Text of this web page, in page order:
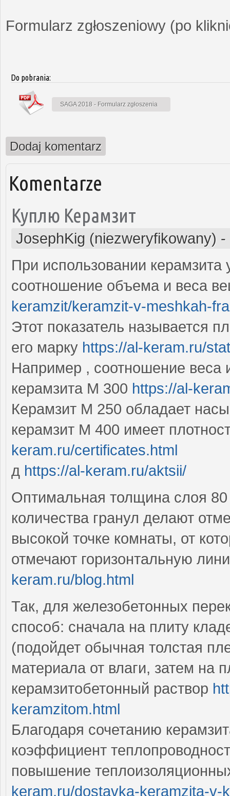
Formularz zgłoszeniowy (po
Do pobrania:
SAGA 2018 - Formularz zgłoszenia
Dodaj komentarz
Komentarze
Куплю Керамзит
JosephKig (niezweryfikowany) -
При использовании
соотношение объема и веса
keramzit/keramzit-v-meshkah-
Этот показатель называется
его марку https://al-keram.ru/
Например , соотношение веса
керамзита М 300 https://al-
Керамзит М 250 обладает
керамзит М 400 имеет
keram.ru/certificates.html
д https://al-keram.ru/aktsii/
Оптимальная толщина слоя
количества гранул делают
высокой точке комнаты, от
отмечают горизонтальную
keram.ru/blog.html
Так, для железобетонных
способ: сначала на плиту
(подойдет обычная толстая
материала от влаги, затем на
керамзитобетонный раствор
keramzitom.html
Благодаря сочетанию
коэффициент
повышение
keram.ru/dostavka-keramzita-v-